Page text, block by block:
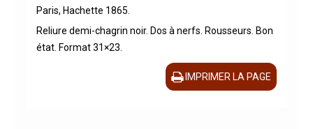
Paris, Hachette 1865.
Reliure demi-chagrin noir. Dos à nerfs. Rousseurs. Bon
état. Format 31×23.
IMPRIMER LA PAGE